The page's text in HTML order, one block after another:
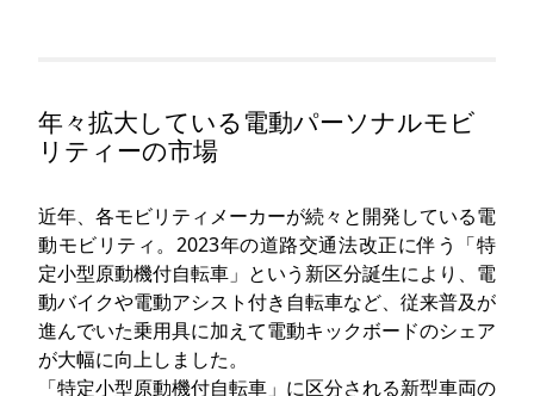
年々拡大している電動パーソナルモビ
リティーの市場
近年、各モビリティメーカーが続々と開発している電
動モビリティ。2023年の道路交通法改正に伴う「特
定小型原動機付自転車」という新区分誕生により、電
動バイクや電動アシスト付き自転車など、従来普及が
進んでいた乗用具に加えて電動キックボードのシェア
が大幅に向上しました。
「特定小型原動機付自転車」に区分される新型車両の